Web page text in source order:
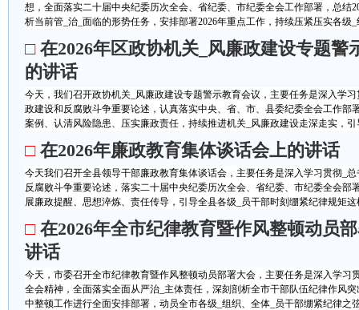
想，全面落实二十届中央纪委历次全会、省纪委、市纪委全会工作部署，总结
析当前管_治_面临的形势任务，安排部署2026年重点工作，持续压紧压实各级_
□ 在2026年区政协机关_风廉政建设专题警
的讲话
今天，我们召开政协机关_风廉政建设专题警示教育会议，主要任务是深入学
政建设和反腐败斗争重要论述，认真落实中央、省、市、县委纪委全会工作部
案例、认清风险隐患、压实廉政责任，持续推进机关_风廉政建设走深走实，
□ 在2026年廉政教育集体谈话会上的讲话
今天我们召开全县领导干部廉政教育集体谈话会，主要任务是深入学习贯彻_
反腐败斗争重要论述，落实二十届中央纪委历次全会、省纪委、市纪委全会部
展廉政提醒、思想淬炼、责任传导，引导全县各级_员干部时刻绷紧纪律规矩
□ 在2026年全市纪律教育暨作风整顿动员
讲话
今天，市委召开全市纪律教育暨作风整顿动员部署大会，主要任务是深入学习
全会精神，全面落实全面从严治_主体责任，深刻剖析全市干部队伍纪律作风
中整顿工作进行全面安排部署，动员全市各级_组织、全体_员干部绷紧纪律之